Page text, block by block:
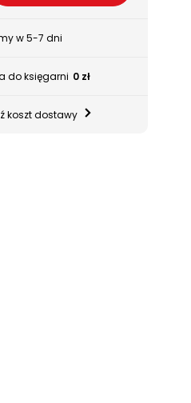
w 5-7 dni
do księgarni 0 zł
koszt dostawy